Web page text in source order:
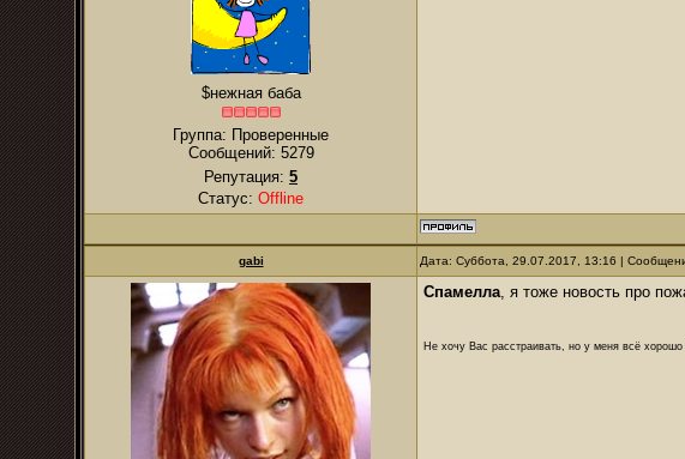
$нежная баба
Группа: Проверенные
Сообщений: 5279
Репутация: 5
Статус: Offline
gabi Дата: Суббота, 29.07.2017, 13:16 |
Спамелла, я тоже новость про
Не хочу Вас расстраивать, но у меня всё хорошо